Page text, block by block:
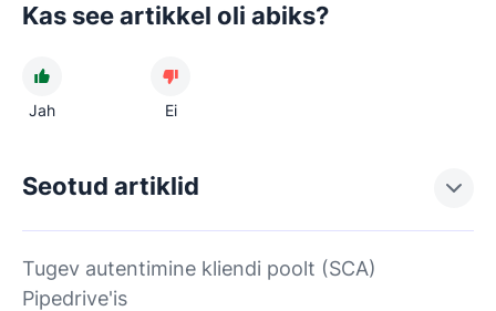
Kas see artikkel oli abiks?
Jah Ei
Seotud artiklid
Tugev autentimine kliendi poolt (SCA)
Pipedrive'is